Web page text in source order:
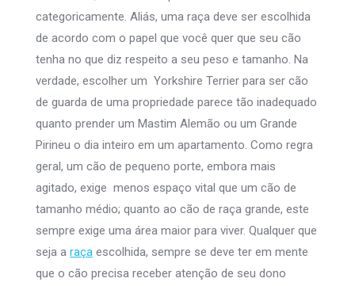
categoricamente. Aliás, uma raça deve ser escolhida
de acordo com o papel que você quer que seu cão
tenha no que diz respeito a seu peso e tamanho. Na
verdade, escolher um Yorkshire Terrier para ser cão
de guarda de uma propriedade parece tão inadequado
quanto prender um Mastim Alemão ou um Grande
Pirineu o dia inteiro em um apartamento. Como regra
geral, um cão de pequeno porte, embora mais
agitado, exige menos espaço vital que um cão de
tamanho médio; quanto ao cão de raça grande, este
sempre exige uma área maior para viver. Qualquer que
seja a raça escolhida, sempre se deve ter em mente
que o cão precisa receber atenção de seu dono